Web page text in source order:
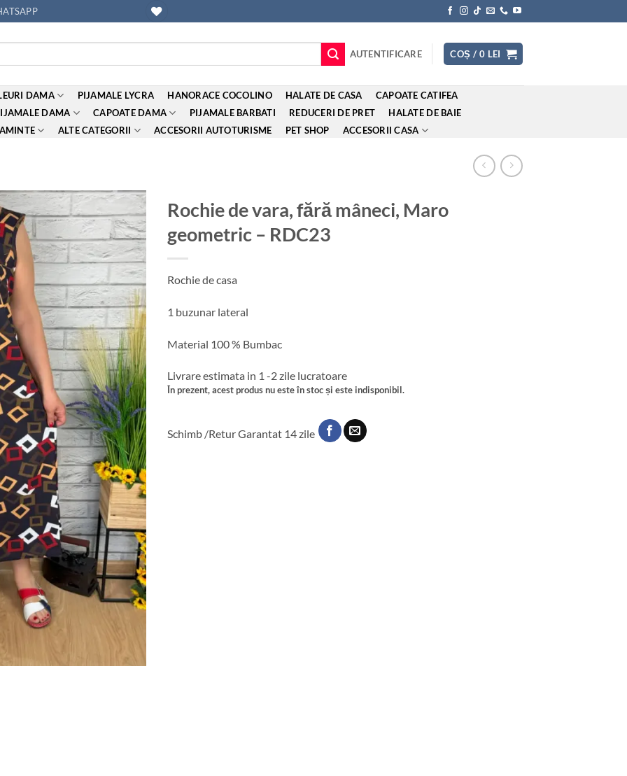
AUTENTIFICARE COȘ / 0 LEI
DAMA PIJAMALE LYCRA HANORACE COCOLINO HALATE DE CASA
CAPOATE CATIFEA
DAMA CAPOATE DAMA PIJAMALE BARBATI REDUCERI DE PRET
HALATE DE BAIE
ALTE CATEGORII ACCESORII AUTOTURISME PET SHOP ACCESORII CASA
Adauga
favorite
Rochie de vara, fără mâneci, Maro
geometric – RDC23
Rochie de casa
1 buzunar lateral
Material 100 % Bumbac
Livrare estimata in 1 -2 zile lucratoare
În prezent, acest produs nu este în stoc și este indisponibil.
Schimb /Retur Garantat 14 zile